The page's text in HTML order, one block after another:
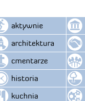
aktywnie
architektura
cmentarze
historia
kuchnia